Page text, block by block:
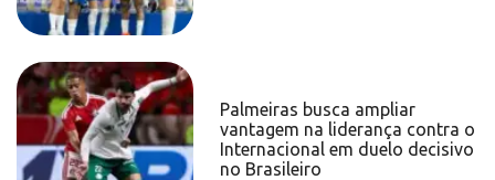
Palmeiras busca ampliar
vantagem na liderança contra o
Internacional em duelo decisivo
no Brasileiro